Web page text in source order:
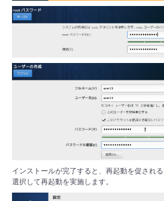
インストールが完了すると、再起動を促され
選択して再起動を実施します。